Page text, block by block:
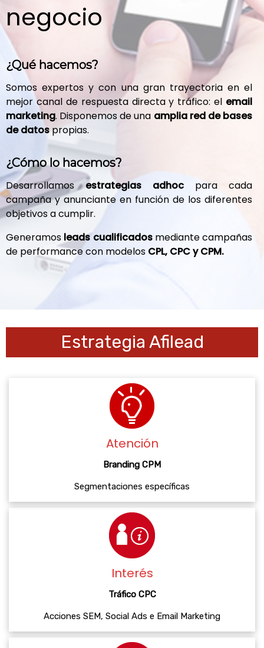
negocio
¿Qué hacemos?
Somos expertos y con una gran trayectoria en el
mejor canal de respuesta directa y tráfico: el email
marketing. Disponemos de una amplia red de bases
de datospropias.
¿Cómo lo hacemos?
Desarrollamosestrategias adhoc para cada
campaña y anunciante en función de los diferentes
objetivos a cumplir.
Generamos leads cualificadosmediante campañas
de performance con modelos CPL, CPC y CPM.
Estrategia Afilead
Atención
Branding CPM
Segmentaciones específicas
Interés
Tráfico CPC
Acciones SEM, Social Ads e Email Marketing